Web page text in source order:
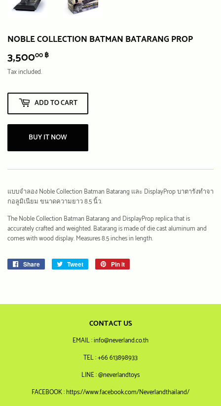
NOBLE COLLECTION BATMAN BATARANG PROP
3,50000 ฿
Tax included.
ADD TO CART
BUY IT NOW
แบบจำลอง Noble Collection Batman Batarang และ DisplayProp บาตารังทำจา
กอลูมิเนียม ขนาดความยาว 8.5 นิ้ว.
The Noble Collection Batman Batarang and DisplayProp replica that is
accurately crafted and weighted. Batarang is made of die cast aluminum and
comes with wood display. Measures 8.5 inches in length.
Share
Share
Tweet
Tweet
Pin it
CONTACT US
EMAIL : info@neverland.co.th
TEL : +66 613898933
LINE : @neverlandtoys
FACEBOOK : https://www.facebook.com/Neverlandthailand/